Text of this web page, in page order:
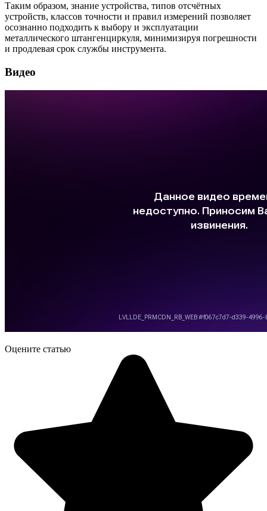
Таким образом, знание устройства, типов отсчётных
устройств, классов точности и правил измерений позволяет
осознанно подходить к выбору и эксплуатации
металлического штангенциркуля, минимизируя погрешности
и продлевая срок службы инструмента.
Видео
Оцените статью